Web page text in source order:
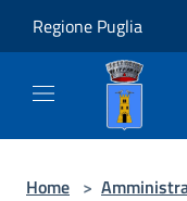
Regione Puglia
Home >